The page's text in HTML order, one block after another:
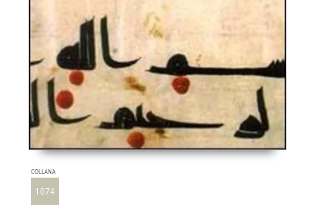
COLLANA
1074